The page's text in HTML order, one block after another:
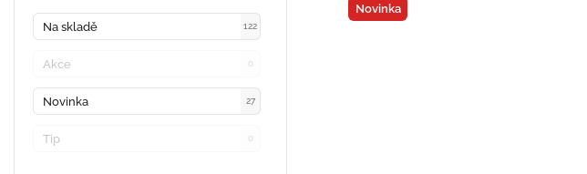
Na skladě 122
Akce 0
Novinka 27
Tip 0
Novinka